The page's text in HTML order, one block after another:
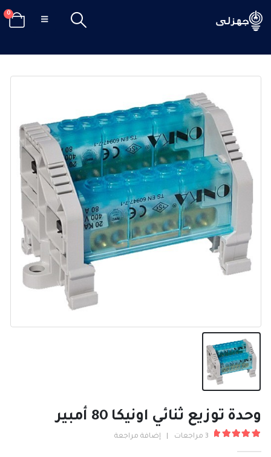
0
الرئيسيه تسوق
وحدة توزيع ثنائي اونيكا 80 أمبير
3 مراجعات إضافة مراجعة